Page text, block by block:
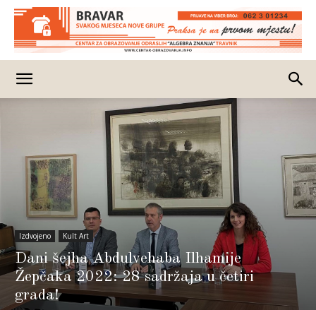
Izdvojeno Kult Art
Dani šejha Abdulvehaba Ilhamije
Žepčaka 2022: 28 sadržaja u četiri
grada!